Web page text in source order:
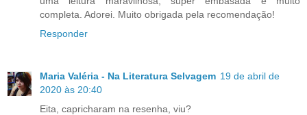
completa. Adorei. Muito obrigada pela recomendação!
Responder
Maria Valéria - Na Literatura Selvagem 19 de abril de
2020 às 20:40
Eita, capricharam na resenha, viu?